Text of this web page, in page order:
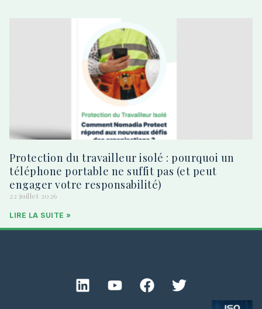
Protection du travailleur isolé : pourquoi un
téléphone portable ne suffit pas (et peut
engager votre responsabilité)
22 juillet 2026
LIRE LA SUITE »